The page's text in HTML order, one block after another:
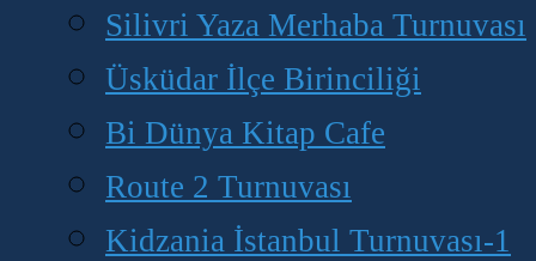
Silivri Yaza Merhaba Turnuvası
Üsküdar İlçe Birinciliği
Bi Dünya Kitap Cafe
Route 2 Turnuvası
Kidzania İstanbul Turnuvası-1